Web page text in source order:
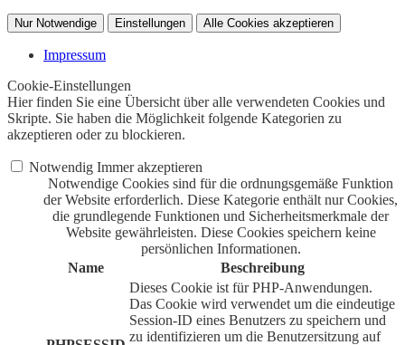
Nur Notwendige Einstellungen Alle Cookies akzeptieren
Impressum
Cookie-Einstellungen
Hier finden Sie eine Übersicht über alle verwendeten Cookies und
Skripte. Sie haben die Möglichkeit folgende Kategorien zu
akzeptieren oder zu blockieren.
Notwendig Immer akzeptieren
Notwendige Cookies sind für die ordnungsgemäße Funktion
der Website erforderlich. Diese Kategorie enthält nur Cookies,
die grundlegende Funktionen und Sicherheitsmerkmale der
Website gewährleisten. Diese Cookies speichern keine
persönlichen Informationen.
Name
Beschreibung
Dieses Cookie ist für PHP-Anwendungen.
Das Cookie wird verwendet um die eindeutige
Session-ID eines Benutzers zu speichern und
zu identifizieren um die Benutzersitzung auf